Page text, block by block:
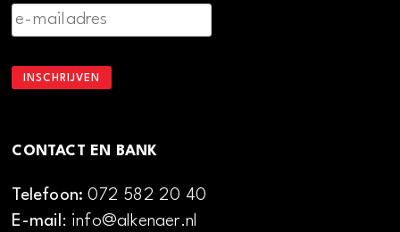
CONTACT EN BANK
Telefoon:072 582 20 40
E-mail: info@alkenaer.nl